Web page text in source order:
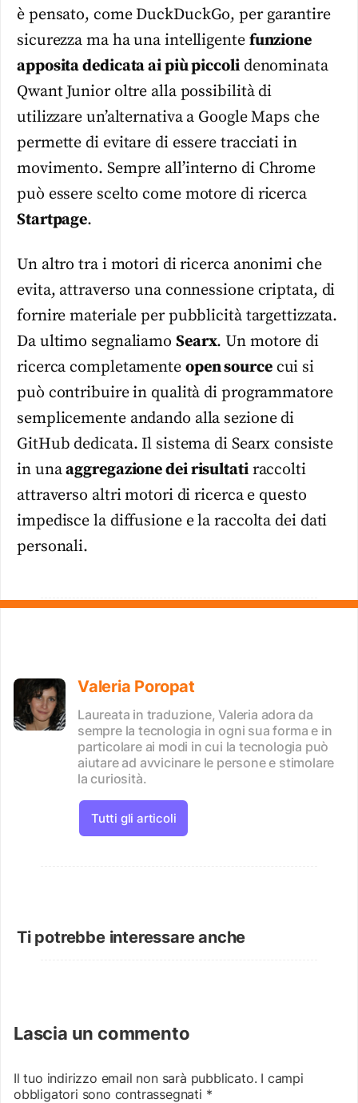
è pensato, come DuckDuckGo, per garantire
sicurezza ma ha una intelligente funzione
apposita dedicata ai più piccolidenominata
Qwant Junior oltre alla possibilità di
utilizzare un’alternativa a Google Maps che
permette di evitare di essere tracciati in
movimento. Sempre all’interno di Chrome
può essere scelto come motore di ricerca
Startpage.
Un altro tra i motori di ricerca anonimi che
evita, attraverso una connessione criptata, di
fornire materiale per pubblicità targettizzata.
Da ultimo segnaliamo Searx. Un motore di
ricerca completamente open sourcecui si
può contribuire in qualità di programmatore
semplicemente andando alla sezione di
GitHub dedicata. Il sistema di Searx consiste
in unaaggregazione dei risultatiraccolti
attraverso altri motori di ricerca e questo
impedisce la diffusione e la raccolta dei dati
personali.
Valeria Poropat
Laureata in traduzione, Valeria adora da
sempre la tecnologia in ogni sua forma e in
particolare ai modi in cui la tecnologia può
aiutare ad avvicinare le persone e stimolare
la curiosità.
Tutti gli articoli
Ti potrebbe interessare anche
Lascia un commento
Il tuo indirizzo email non sarà pubblicato. I campi
obbligatori sono contrassegnati *